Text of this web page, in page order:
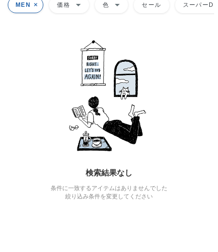
MEN 価格 arrow_drop_down 色 arrow_drop_down セール スーパー
検索結果なし
条件に一致するアイテムはありませんでした
絞り込み条件を変更してください